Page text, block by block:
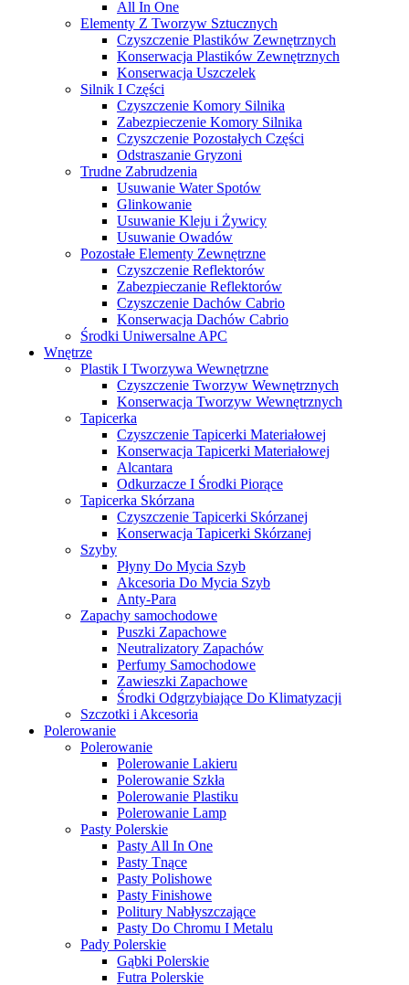
All In One
Elementy Z Tworzyw Sztucznych
Czyszczenie Plastików Zewnętrznych
Konserwacja Plastików Zewnętrznych
Konserwacja Uszczelek
Silnik I Części
Czyszczenie Komory Silnika
Zabezpieczenie Komory Silnika
Czyszczenie Pozostałych Części
Odstraszanie Gryzoni
Trudne Zabrudzenia
Usuwanie Water Spotów
Glinkowanie
Usuwanie Kleju i Żywicy
Usuwanie Owadów
Pozostałe Elementy Zewnętrzne
Czyszczenie Reflektorów
Zabezpieczanie Reflektorów
Czyszczenie Dachów Cabrio
Konserwacja Dachów Cabrio
Środki Uniwersalne APC
Wnętrze
Plastik I Tworzywa Wewnętrzne
Czyszczenie Tworzyw Wewnętrznych
Konserwacja Tworzyw Wewnętrznych
Tapicerka
Czyszczenie Tapicerki Materiałowej
Konserwacja Tapicerki Materiałowej
Alcantara
Odkurzacze I Środki Piorące
Tapicerka Skórzana
Czyszczenie Tapicerki Skórzanej
Konserwacja Tapicerki Skórzanej
Szyby
Płyny Do Mycia Szyb
Akcesoria Do Mycia Szyb
Anty-Para
Zapachy samochodowe
Puszki Zapachowe
Neutralizatory Zapachów
Perfumy Samochodowe
Zawieszki Zapachowe
Środki Odgrzybiające Do Klimatyzacji
Szczotki i Akcesoria
Polerowanie
Polerowanie
Polerowanie Lakieru
Polerowanie Szkła
Polerowanie Plastiku
Polerowanie Lamp
Pasty Polerskie
Pasty All In One
Pasty Tnące
Pasty Polishowe
Pasty Finishowe
Politury Nabłyszczające
Pasty Do Chromu I Metalu
Pady Polerskie
Gąbki Polerskie
Futra Polerskie